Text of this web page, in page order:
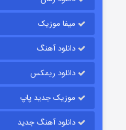
قسمت
میفا موزیک
دانلود آهنگ
دانلود ریمکس
موزیک جدید پاپ
دانلود آهنگ جدید